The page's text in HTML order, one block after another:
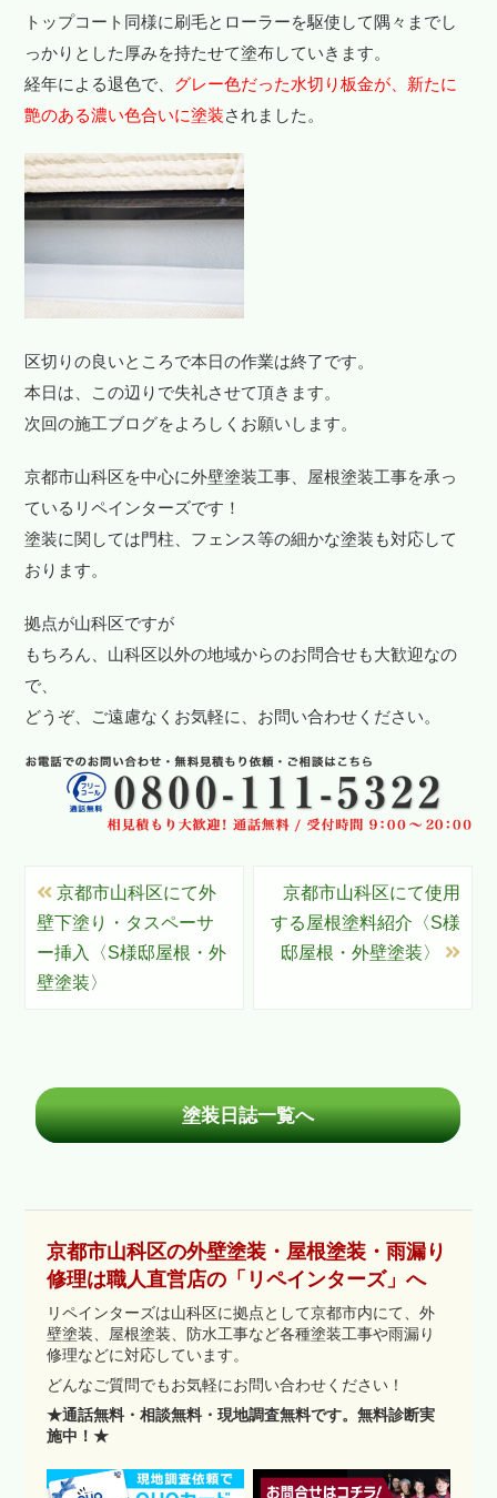
トップコート同様に刷毛とローラーを駆使して隅々までし
っかりとした厚みを持たせて塗布していきます。
経年による退色で、 グレー色だった水切り板金が、新たに
艶のある濃い色合いに塗装されました。
区切りの良いところで本日の作業は終了です。
本日は、この辺りで失礼させて頂きます。
次回の施工ブログをよろしくお願いします。
京都市山科区を中心に外壁塗装工事、屋根塗装工事を承っ
ているリペインターズです！
塗装に関しては門柱、フェンス等の細かな塗装も対応して
おります。
拠点が山科区ですが
もちろん、山科区以外の地域からのお問合せも大歓迎なの
で、
どうぞ、ご遠慮なくお気軽に、お問い合わせください。
京都市山科区にて外
壁下塗り・タスペーサ
ー挿入〈S様邸屋根・外
壁塗装〉
京都市山科区にて使用
する屋根塗料紹介〈S様
邸屋根・外壁塗装〉
塗装日誌一覧へ
京都市山科区の外壁塗装・屋根塗装・雨漏り
修理は職人直営店の「リペインターズ」へ
リペインターズは山科区に拠点として京都市内にて、外
壁塗装、屋根塗装、防水工事など各種塗装工事や雨漏り
修理などに対応しています。
どんなご質問でもお気軽にお問い合わせください！
★通話無料・相談無料・現地調査無料です。無料診断実
施中！★